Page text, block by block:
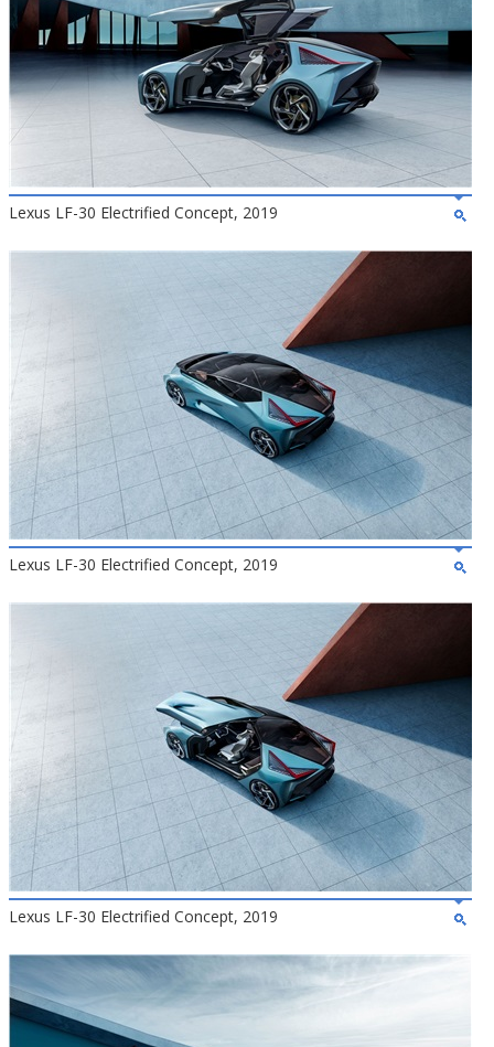
Lexus LF-30 Electrified Concept, 2019
Lexus LF-30 Electrified Concept, 2019
Lexus LF-30 Electrified Concept, 2019